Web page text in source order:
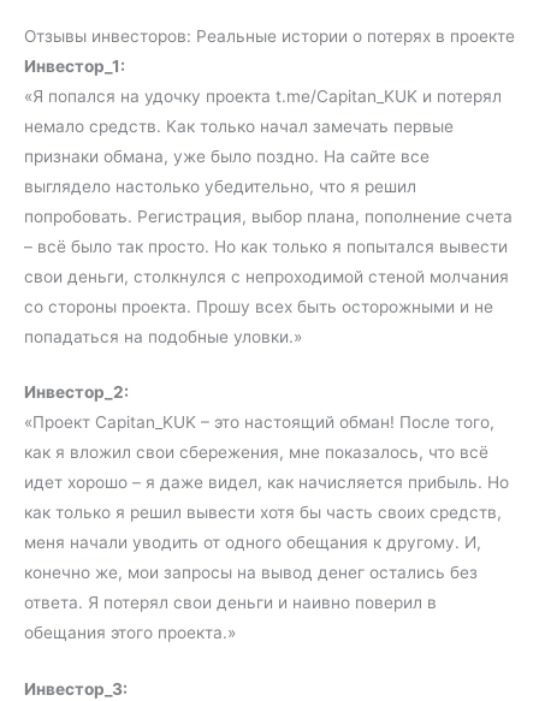
Отзывы инвесторов: Реальные истории о потерях в проекте
Инвестор_1:
«Я попался на удочку проекта t.me/Capitan_KUK и потерял
немало средств. Как только начал замечать первые
признаки обмана, уже было поздно. На сайте все
выглядело настолько убедительно, что я решил
попробовать. Регистрация, выбор плана, пополнение счета
– всё было так просто. Но как только я попытался вывести
свои деньги, столкнулся с непроходимой стеной молчания
со стороны проекта. Прошу всех быть осторожными и не
попадаться на подобные уловки.»
Инвестор_2:
«Проект Capitan_KUK – это настоящий обман! После того,
как я вложил свои сбережения, мне показалось, что всё
идет хорошо – я даже видел, как начисляется прибыль. Но
как только я решил вывести хотя бы часть своих средств,
меня начали уводить от одного обещания к другому. И,
конечно же, мои запросы на вывод денег остались без
ответа. Я потерял свои деньги и наивно поверил в
обещания этого проекта.»
Инвестор_3: